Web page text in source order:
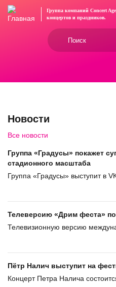
Перейти
Группа компаний Concert
концертови праздников.
Новости
Все новости
Группа «Градусы» покажет
стадионного масштаба
Группа «Градусы» выступит в
Телеверсию «Дрим феста»
Телевизионную версию
Пётр Налич выступит на
Концерт Петра Налича